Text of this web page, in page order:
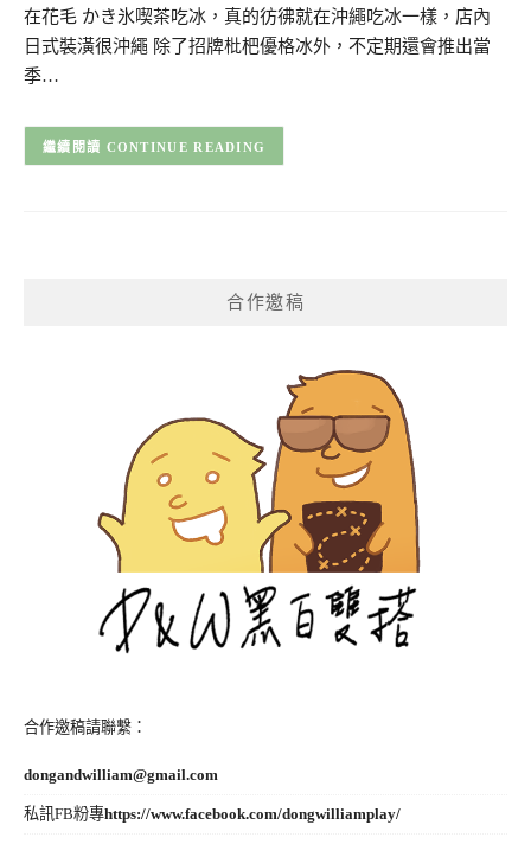
在花毛 かき氷喫茶吃冰，真的彷彿就在沖繩吃冰一樣，店內
日式裝潢很沖繩 除了招牌枇杷優格冰外，不定期還會推出當
季…
CONTINUE READING
合作邀稿
合作邀稿請聯繫：
dongandwilliam@gmail.com
私訊FB粉專https://www.facebook.com/dongwilliamplay/